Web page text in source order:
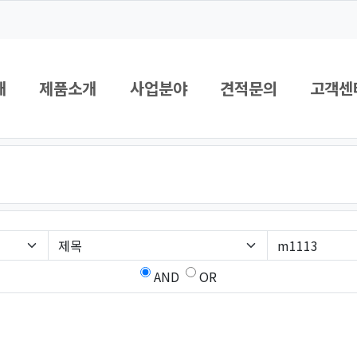
제품소개 사업분야 견적문의 고객센
AND
OR